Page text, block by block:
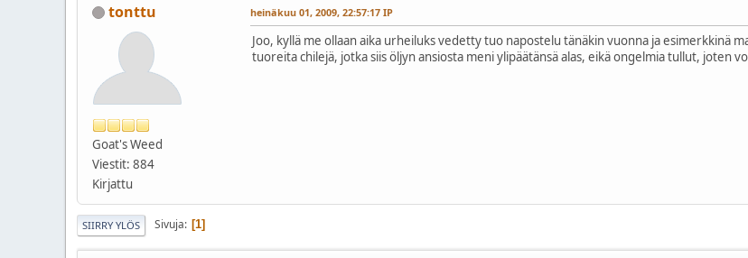
tonttu
Goat's Weed
Viestit: 884
Kirjattu
heinäkuu 01, 2009, 22:57:17 IP
Joo, kyllä me ollaan aika urheiluks vedetty tuo napostelu tänäkin vuonna ja esimerkkinä
tuoreita chilejä, jotka siis öljyn ansiosta meni ylipäätänsä alas, eikä ongelmia tullut, joten
SIIRRY YLÖS Sivuja 1